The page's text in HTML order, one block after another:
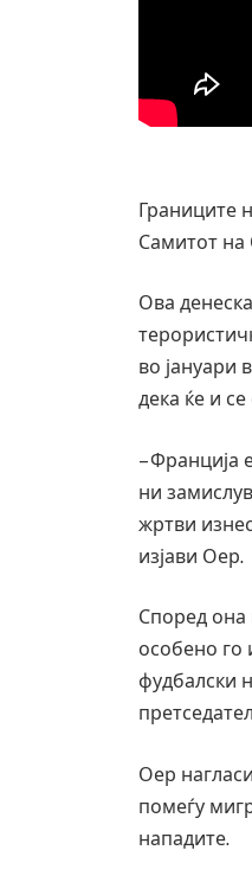
Границите
Самитот на
Ова
во јануари
дека ќе и
– Франција
ни
жртви
изјави Оер.
Според она
особено го
фудбалски
Оер
помеѓу
нападите.